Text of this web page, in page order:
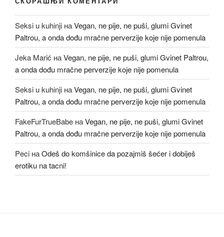
Seksi u kuhinji наVegan, ne pije, ne puši, glumi Gvinet
Paltrou, a onda dođu mračne perverzije koje nije pomenula
Jeka Marić наVegan, ne pije, ne puši, glumi Gvinet Paltrou,
a onda dođu mračne perverzije koje nije pomenula
Seksi u kuhinji наVegan, ne pije, ne puši, glumi Gvinet
Paltrou, a onda dođu mračne perverzije koje nije pomenula
FakeFurTrueBabe наVegan, ne pije, ne puši, glumi Gvinet
Paltrou, a onda dođu mračne perverzije koje nije pomenula
Peci наOdeš do komšinice da pozajmiš šećer i dobiješ
erotiku na tacni!